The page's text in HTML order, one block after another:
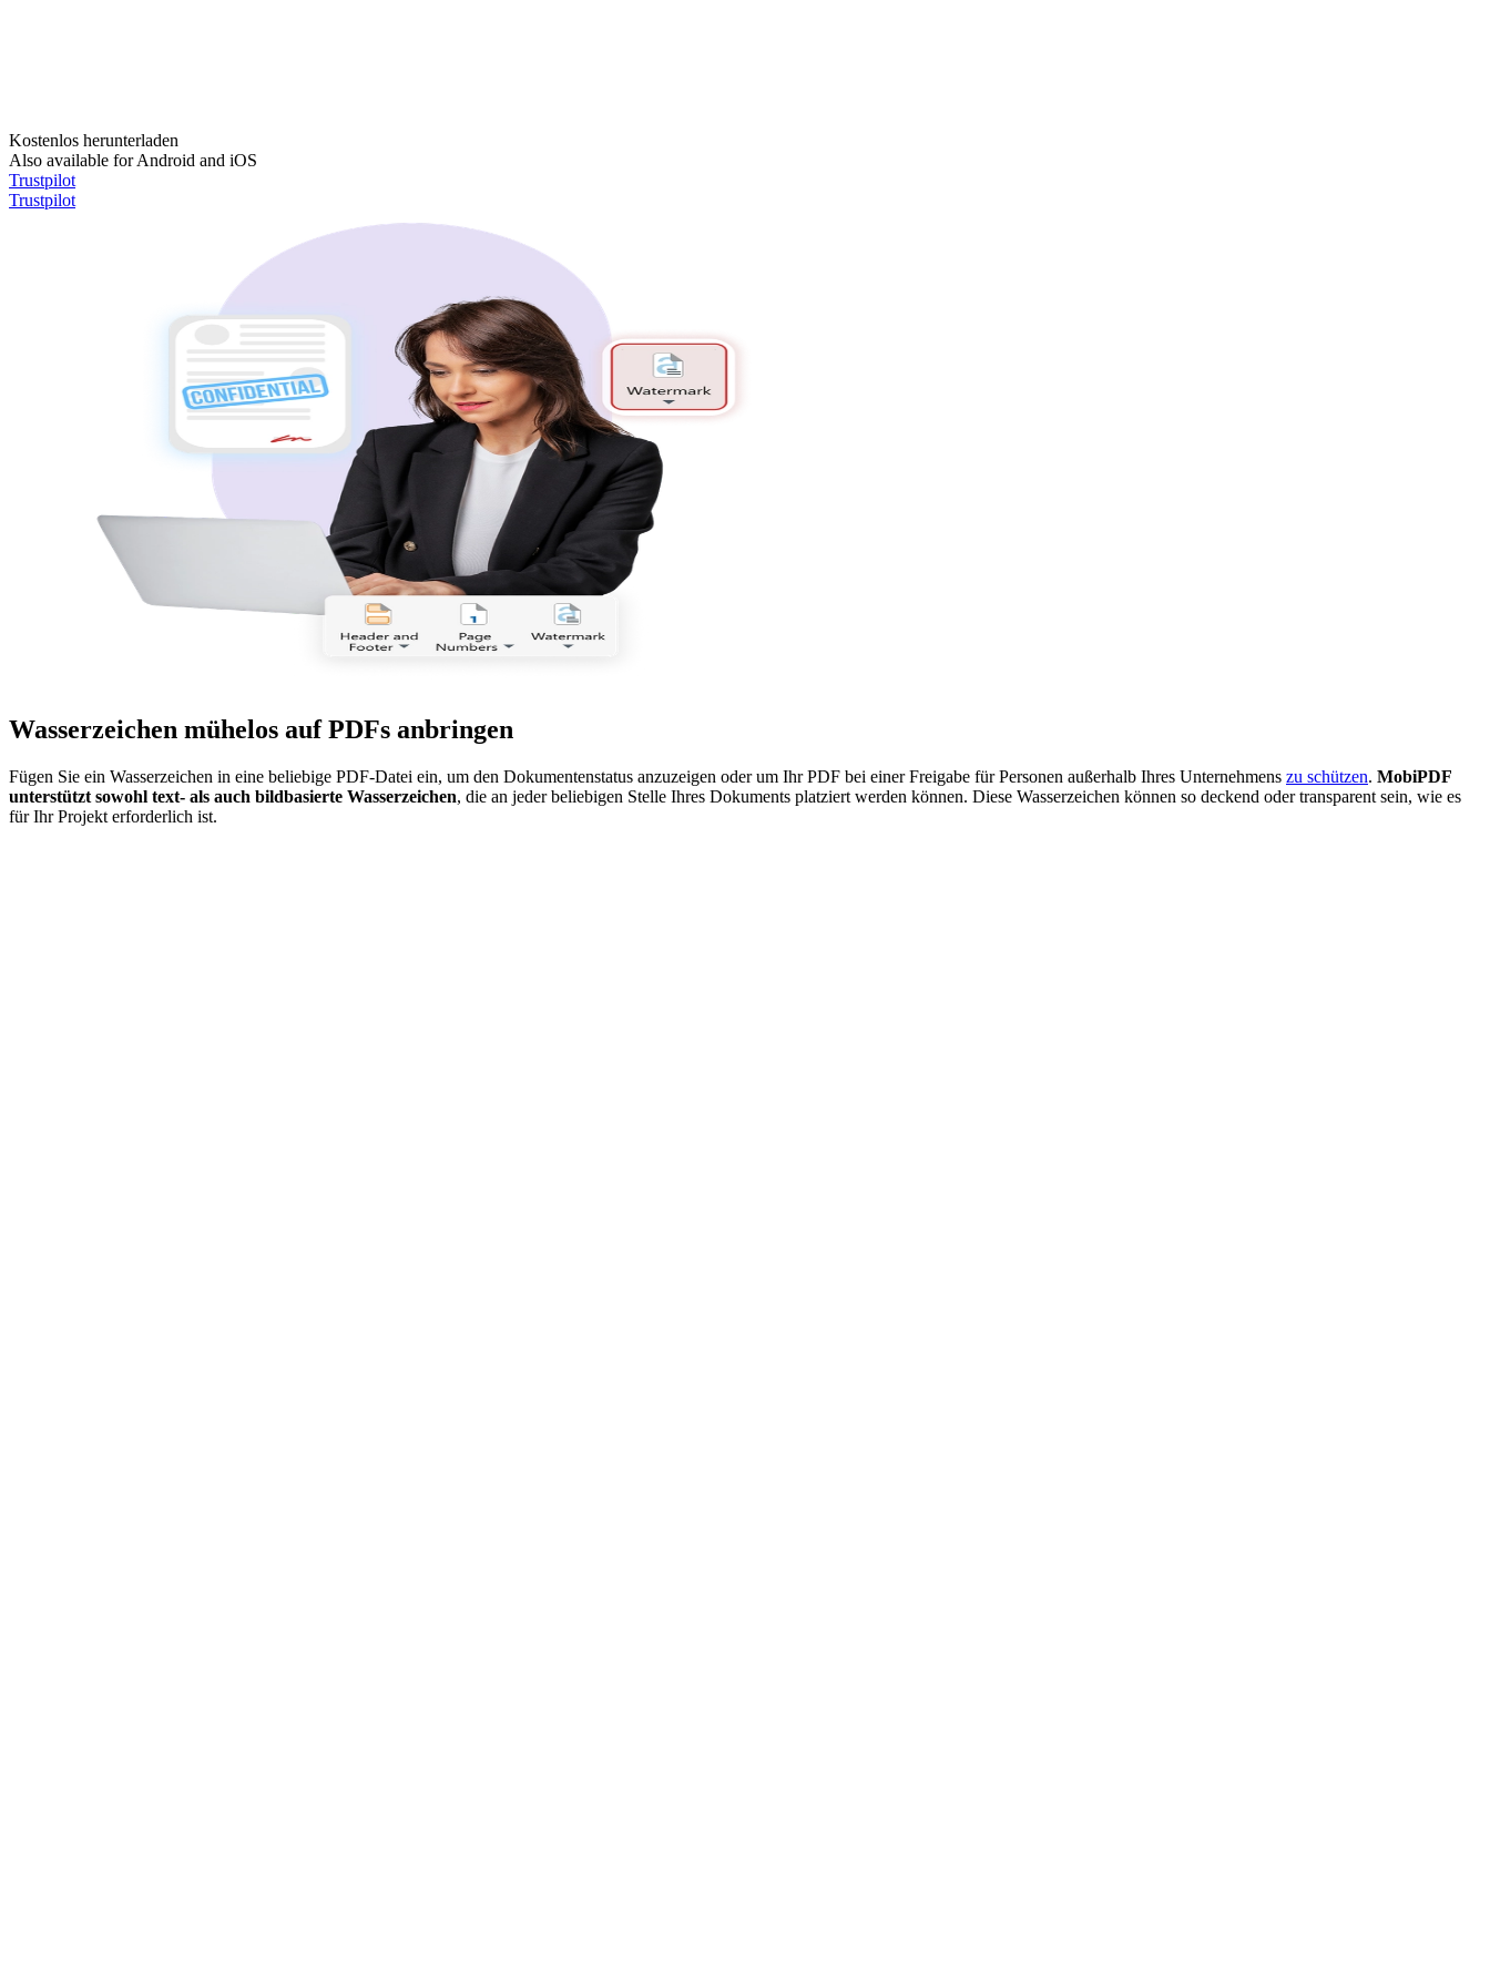
Kostenlos herunterladen
Also available for Android and iOS
Trustpilot
Trustpilot
Wasserzeichen mühelos auf PDFs anbringen
Fügen Sie ein Wasserzeichen in eine beliebige PDF-Datei ein, um den Dokumentenstatus anzuzeigen oder um Ihr PDF bei einer Freigabe für Personen außerhalb Ihres Unternehmens zu schützen. MobiPDF
unterstützt sowohl text- als auch bildbasierte Wasserzeichen, die an jeder beliebigen Stelle Ihres Dokuments platziert werden können. Diese Wasserzeichen können so deckend oder transparent sein, wie es
für Ihr Projekt erforderlich ist.